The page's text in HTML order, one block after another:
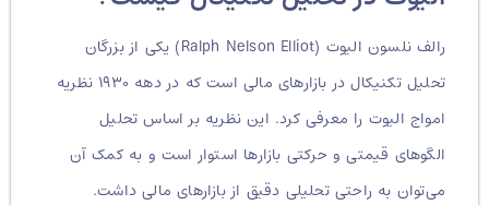
رالف نلسون الیوت (Ralph Nelson Elliot) یکی از بزرگان
تحلیل تکنیکال در بازارهای مالی است که در دهه ۱۹۳۰ نظریه
امواج الیوت را معرفی کرد. این نظریه بر اساس تحلیل
الگوهای قیمتی و حرکتی بازارها استوار است و به کمک آن
می‌توان به راحتی تحلیلی دقیق از بازارهای مالی داشت.